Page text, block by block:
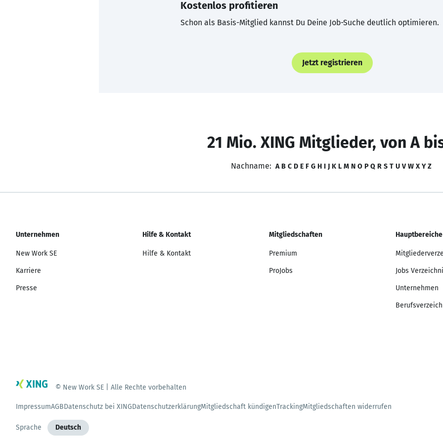
Kostenlos profitieren
Schon als Basis-Mitglied kannst Du Deine Job-Suche deutlich optimieren.
Jetzt registrieren
21 Mio. XING Mitglieder, von A
Nachname: A B C D E F G H I J K L M N O P Q R S T U V W X Y Z
Unternehmen
New Work SE
Karriere
Presse
Hilfe & Kontakt
Hilfe & Kontakt
Mitgliedschaften
Premium
ProJobs
Hauptbereiche
Jobs
Unternehmen
© New Work SE | Alle Rechte vorbehalten
ImpressumAGBDatenschutz bei XINGDatenschutzerklärungMitgliedschaft kündigenTrackingMitgliedschaften widerrufen
Sprache Deutsch